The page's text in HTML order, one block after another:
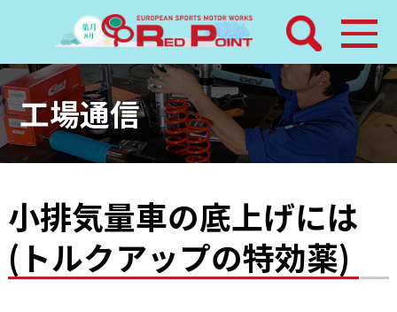
検索
ホーム
トピックス
レッドポイントパーツ
工場通信
小排気量車の底上げには
(トルクアップの特効薬)